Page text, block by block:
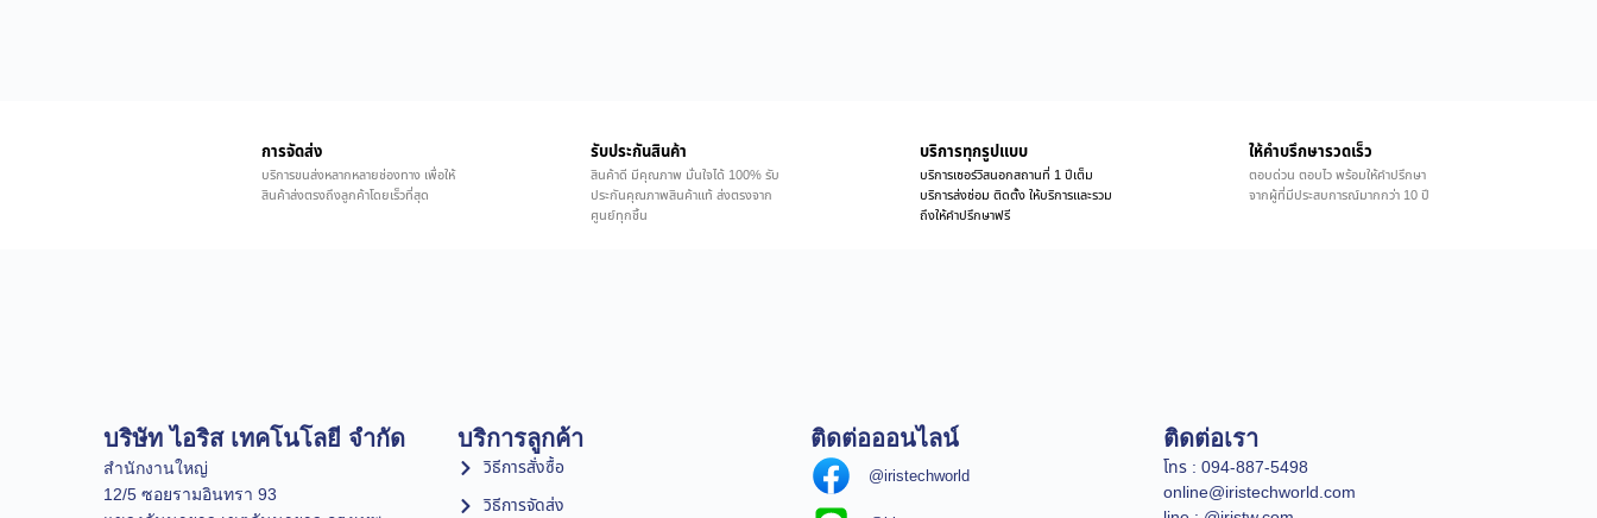
การจัดส่ง
บริการขนส่งหลากหลายช่องทาง เพื่อให้
สินค้าส่งตรงถึงลูกค้าโดยเร็วที่สุด
รับประกันสินค้า
สินค้าดี มีคุณภาพ มั่นใจได้ 100% รับ
ประกันคุณภาพสินค้าแท้ ส่งตรงจาก
ศูนย์ทุกชิ้น
บริการทุกรูปแบบ
บริการเซอร์วิสนอกสถานที่ 1 ปีเต็ม
บริการส่งซ่อม ติดตั้ง ให้บริการและรวม
ถึงให้คำปรึกษาฟรี
ให้คำบรึกษารวดเร็ว
ตอบด่วน ตอบไว พร้อมให้คำปรึกษา
จากผู้ที่มีประสบการณ์มากกว่า 10 ปี
บริษัท ไอริส เทคโนโลยี จำกัด
สำนักงานใหญ่
12/5 ซอยรามอินทรา 93
บริการลูกค้า
วิธีการสั่งซื้อ
วิธีการจัดส่ง
ติดต่อออนไลน์
@iristechworld
ติดต่อเรา
โทร : 094-887-5498
online@iristechworld.com